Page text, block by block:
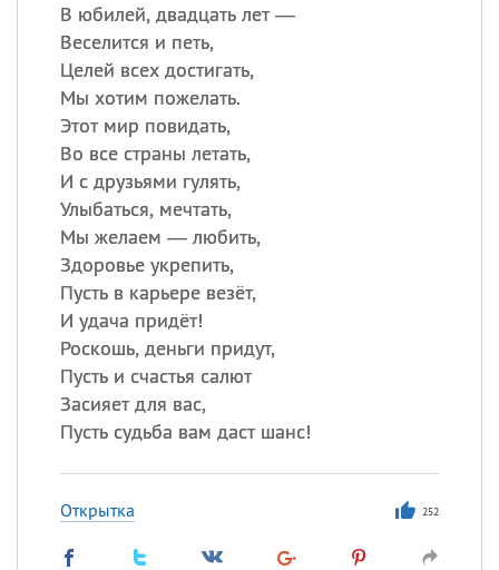
В юбилей, двадцать лет —
Веселится и петь,
Целей всех достигать,
Мы хотим пожелать.
Этот мир повидать,
Во все страны летать,
И с друзьями гулять,
Улыбаться, мечтать,
Мы желаем — любить,
Здоровье укрепить,
Пусть в карьере везёт,
И удача придёт!
Роскошь, деньги придут,
Пусть и счастья салют
Засияет для вас,
Пусть судьба вам даст шанс!
Открытка 252